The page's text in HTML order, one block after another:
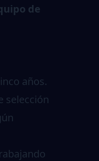
de
años.
selección